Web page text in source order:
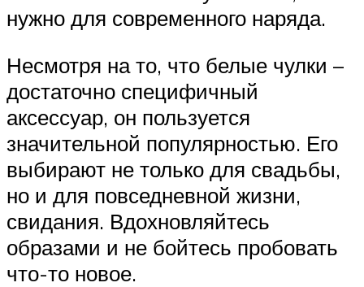
нужно для современного наряда.
Несмотря на то, что белые чулки –
достаточно специфичный
аксессуар, он пользуется
значительной популярностью. Его
выбирают не только для свадьбы,
но и для повседневной жизни,
свидания. Вдохновляйтесь
образами и не бойтесь пробовать
что-то новое.